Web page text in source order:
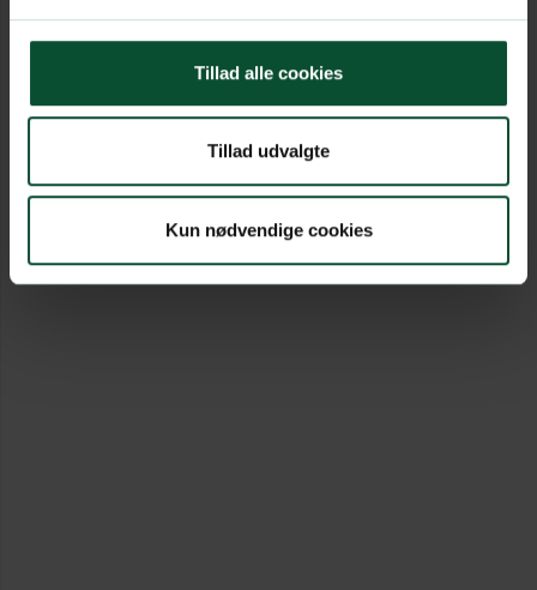
Tillad alle cookies
Tillad udvalgte
Kun nødvendige cookies